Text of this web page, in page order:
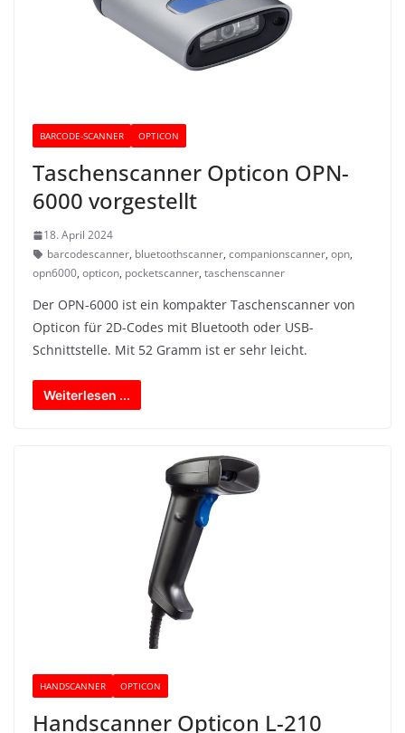
BARCODE-SCANNER OPTICON
Taschenscanner Opticon OPN-
6000 vorgestellt
18. April 2024
barcodescanner, bluetoothscanner, companionscanner, opn,
opn6000, opticon, pocketscanner, taschenscanner
Der OPN-6000 ist ein kompakter Taschenscanner von
Opticon für 2D-Codes mit Bluetooth oder USB-
Schnittstelle. Mit 52 Gramm ist er sehr leicht.
Weiterlesen ...
HANDSCANNER OPTICON
Handscanner Opticon L-210